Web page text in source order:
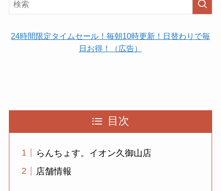
24時間限定タイムセール！毎朝10時更新！日替わりで毎
日お得！（広告）
目次
らんちょす。イオン久御山店
店舗情報